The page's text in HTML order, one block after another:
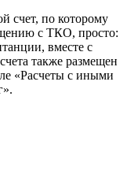
счет, по которому
с ТКО, просто:
вместе с
также размещен
«Расчеты с иными